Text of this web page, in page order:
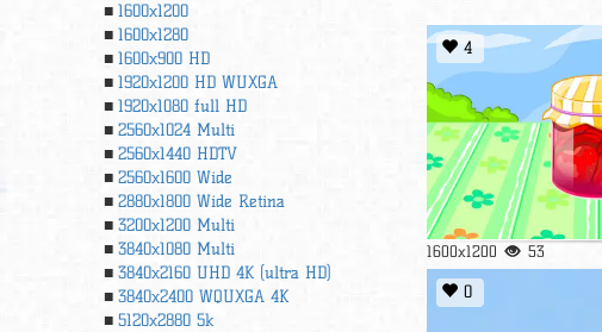
1600x1200
1600x1280
1600x900 HD
1920x1200 HD WUXGA
1920х1080 full HD
2560x1024 Multi
2560x1440 HDTV
2560x1600 Wide
2880x1800 Wide Retina
3200x1200 Multi
3840x1080 Multi
3840x2160 UHD 4К (ultra HD)
3840x2400 WQUXGA 4K
5120x2880 5k
4
1600x1200 53
0